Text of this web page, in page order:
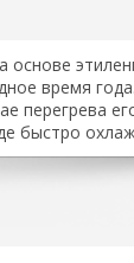
время
перегрева
быстро